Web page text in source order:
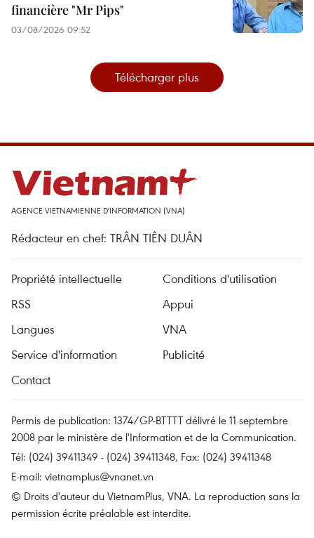
financière "Mr Pips"
03/08/2026 09:52
Télécharger plus
AGENCE VIETNAMIENNE D'INFORMATION (VNA)
Rédacteur en chef: TRÂN TIÊN DUÂN
Propriété intellectuelle
Conditions d'utilisation
RSS
Appui
Langues
VNA
Service d'information
Publicité
Contact
Permis de publication: 1374/GP-BTTTT délivré le 11 septembre
2008 par le ministère de l'Information et de la Communication.
Tél: (024) 39411349 - (024) 39411348, Fax: (024) 39411348
E-mail: vietnamplus@vnanet.vn
© Droits d'auteur du VietnamPlus, VNA. La reproduction sans la
permission écrite préalable est interdite.